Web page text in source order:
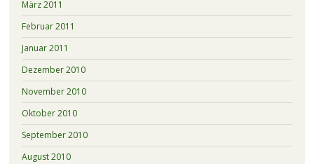
März 2011
Februar 2011
Januar 2011
Dezember 2010
November 2010
Oktober 2010
September 2010
August 2010